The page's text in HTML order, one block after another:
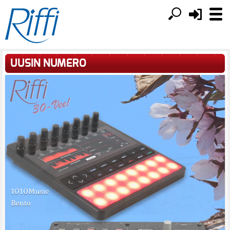
UUSIN NUMERO
Tuomas Metsberg & Jussi Liski -